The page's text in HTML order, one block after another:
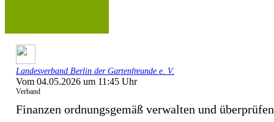
Landesverband Berlin der Gartenfreunde e. V.
Vom 04.05.2026 um 11:45 Uhr
Verband
Finanzen ordnungsgemäß verwalten und